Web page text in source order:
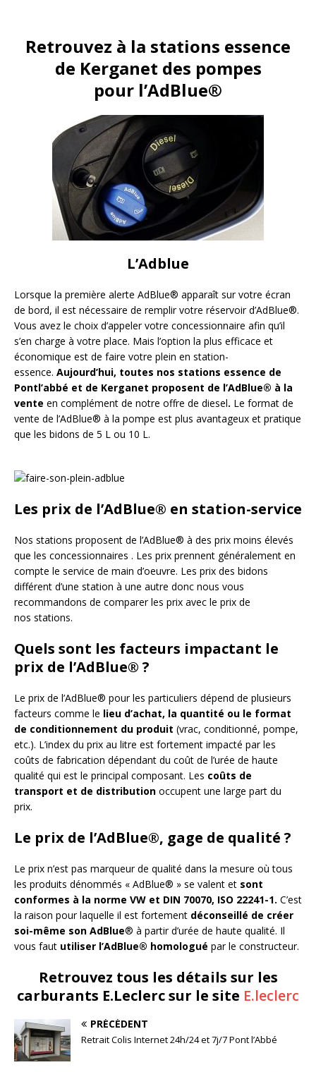
Retrouvez à la stations essence
de Kerganet des pompes
pour l’AdBlue®
L’Adblue
Lorsque la première alerte AdBlue® apparaît sur votre écran
de bord, il est nécessaire de remplir votre réservoir d’AdBlue®.
Vous avez le choix d’appeler votre concessionnaire afin qu’il
s’en charge à votre place. Mais l’option la plus efficace et
économique est de faire votre plein en station-
essence. Aujourd’hui, toutes nos stations essence de
Pontl’abbé et de Kerganet proposent de l’AdBlue® à la
vente en complément de notre offre de diesel. Le format de
vente de l’AdBlue® à la pompe est plus avantageux et pratique
que les bidons de 5 L ou 10 L.
Les prix de l’AdBlue® en station-service
Nos stations proposent de l’AdBlue® à des prix moins élevés
que les concessionnaires . Les prix prennent généralement en
compte le service de main d’oeuvre. Les prix des bidons
différent d’une station à une autre donc nous vous
recommandons de comparer les prix avec le prix de
nos stations.
Quels sont les facteurs impactant le
prix de l’AdBlue® ?
Le prix de l’AdBlue® pour les particuliers dépend de plusieurs
facteurs comme le lieu d’achat, la quantité ou le format
de conditionnement du produit (vrac, conditionné, pompe,
etc.). L’index du prix au litre est fortement impacté par les
coûts de fabrication dépendant du coût de l’urée de haute
qualité qui est le principal composant. Les coûts de
transport et de distribution occupent une large part du
prix.
Le prix de l’AdBlue®, gage de qualité ?
Le prix n’est pas marqueur de qualité dans la mesure où tous
les produits dénommés « AdBlue® » se valent et sont
conformes à la norme VW et DIN 70070, ISO 22241-1. C’est
la raison pour laquelle il est fortement déconseillé de créer
soi-même son AdBlue® à partir d’urée de haute qualité. Il
vous faut utiliser l’AdBlue® homologué par le constructeur.
Retrouvez tous les détails sur les
carburants E.Leclerc sur le site E.leclerc
PRÉCÉDENT
Retrait Colis Internet 24h/24 et 7j/7 Pont l’Abbé